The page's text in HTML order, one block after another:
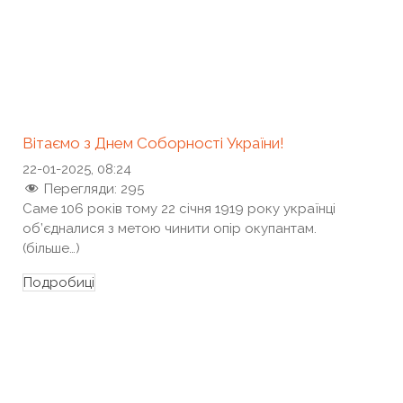
Вітаємо з Днем Соборності України!
22-01-2025, 08:24
Перегляди: 295
Саме 106 років тому 22 січня 1919 року українці
об’єдналися з метою чинити опір окупантам.
(більше…)
Подробиці